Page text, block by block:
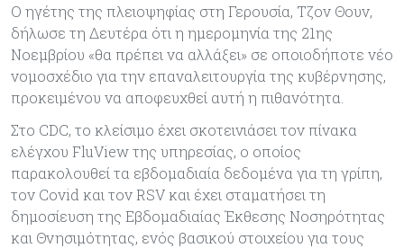
Ο ηγέτης της πλειοψηφίας στη Γερουσία, Τζον Θουν,
δήλωσε τη Δευτέρα ότι η ημερομηνία της 21ης
Νοεμβρίου «θα πρέπει να αλλάξει» σε οποιοδήποτε νέο
νομοσχέδιο για την επαναλειτουργία της κυβέρνησης,
προκειμένου να αποφευχθεί αυτή η πιθανότητα.
Στο CDC, το κλείσιμο έχει σκοτεινιάσει τον πίνακα
ελέγχου FluView της υπηρεσίας, ο οποίος
παρακολουθεί τα εβδομαδιαία δεδομένα για τη γρίπη,
τον Covid και τον RSV και έχει σταματήσει τη
δημοσίευση της Εβδομαδιαίας Έκθεσης Νοσηρότητας
και Θνησιμότητας, ενός βασικού στοιχείου για τους